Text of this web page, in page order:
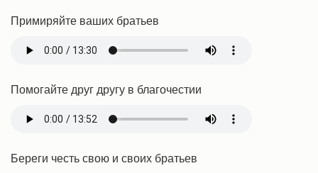
Примиряйте ваших братьев
Помогайте друг другу в благочестии
Береги честь свою и своих братьев